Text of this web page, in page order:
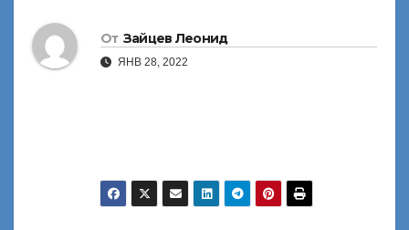
От Зайцев Леонид
ЯНВ 28, 2022